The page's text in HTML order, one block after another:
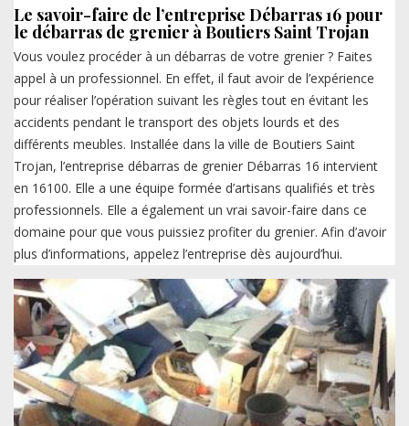
Le savoir-faire de l’entreprise Débarras 16 pour
le débarras de grenier à Boutiers Saint Trojan
Vous voulez procéder à un débarras de votre grenier ? Faites
appel à un professionnel. En effet, il faut avoir de l’expérience
pour réaliser l’opération suivant les règles tout en évitant les
accidents pendant le transport des objets lourds et des
différents meubles. Installée dans la ville de Boutiers Saint
Trojan, l’entreprise débarras de grenier Débarras 16 intervient
en 16100. Elle a une équipe formée d’artisans qualifiés et très
professionnels. Elle a également un vrai savoir-faire dans ce
domaine pour que vous puissiez profiter du grenier. Afin d’avoir
plus d’informations, appelez l’entreprise dès aujourd’hui.